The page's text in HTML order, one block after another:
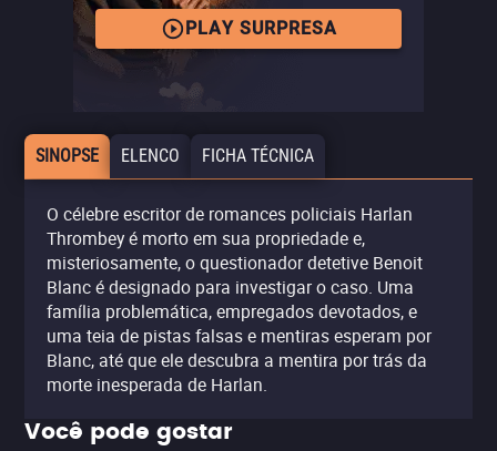
PLAY SURPRESA
SINOPSE ELENCO FICHA TÉCNICA
O célebre escritor de romances policiais Harlan
Thrombey é morto em sua propriedade e,
misteriosamente, o questionador detetive Benoit
Blanc é designado para investigar o caso. Uma
família problemática, empregados devotados, e
uma teia de pistas falsas e mentiras esperam por
Blanc, até que ele descubra a mentira por trás da
morte inesperada de Harlan.
Você pode gostar